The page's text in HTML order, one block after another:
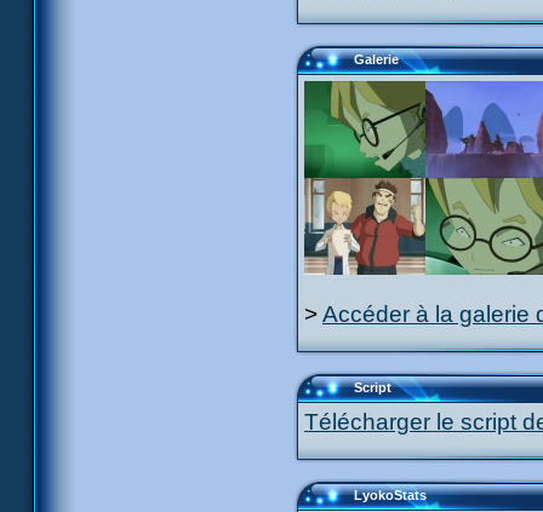
Galerie
>Accéder à la galerie
Script
Télécharger le script
LyokoStats